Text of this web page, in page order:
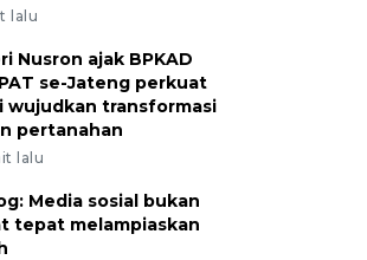
lalu
Nusron ajak BPKAD
se-Jateng perkuat
wujudkan transformasi
pertanahan
lalu
Media sosial bukan
tepat melampiaskan